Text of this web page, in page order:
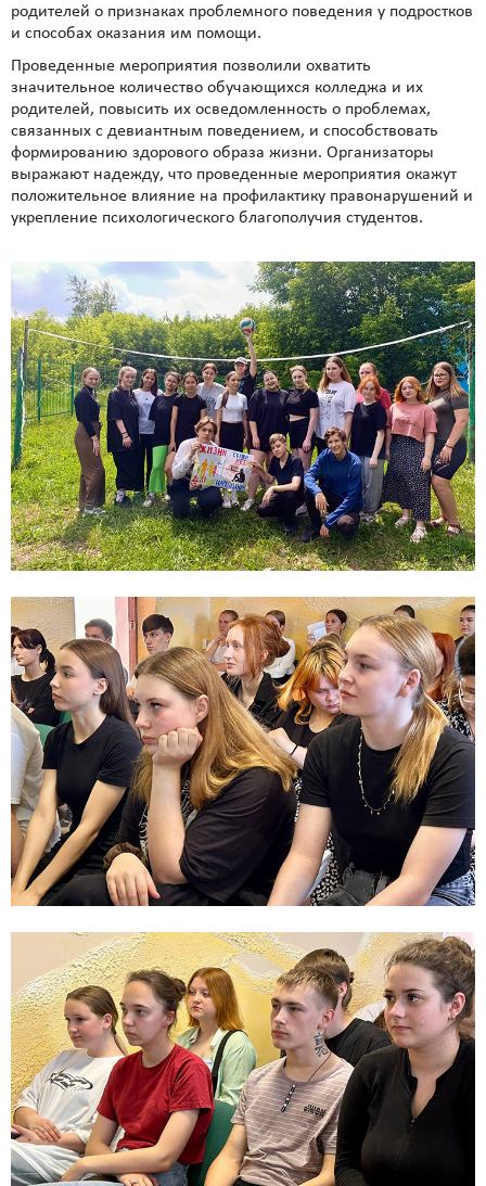
родителей о признаках проблемного поведения у подростков
и способах оказания им помощи.
Проведенные мероприятия позволили охватить
значительное количество обучающихся колледжа и их
родителей, повысить их осведомленность о проблемах,
связанных с девиантным поведением, и способствовать
формированию здорового образа жизни. Организаторы
выражают надежду, что проведенные мероприятия окажут
положительное влияние на профилактику правонарушений и
укрепление психологического благополучия студентов.